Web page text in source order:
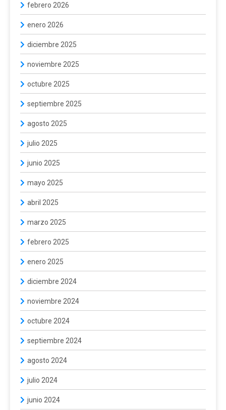
febrero 2026
enero 2026
diciembre 2025
noviembre 2025
octubre 2025
septiembre 2025
agosto 2025
julio 2025
junio 2025
mayo 2025
abril 2025
marzo 2025
febrero 2025
enero 2025
diciembre 2024
noviembre 2024
octubre 2024
septiembre 2024
agosto 2024
julio 2024
junio 2024